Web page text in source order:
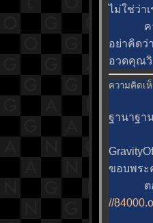
ไม่ใช่ว่า
ความ
อย่าคิดว่
อวดคุณวิ
ความคิดเห็
ฐานาฐา
ขอบพร
ตอบค
//